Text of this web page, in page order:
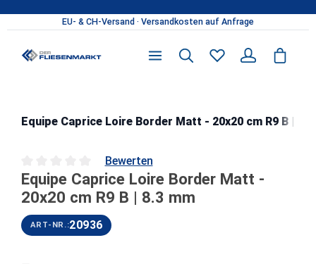
Zum Hauptinhalt springen
Equipe Caprice Loire Border Matt - 20x20 cm R9 B | 8.3
Durchschnittliche Bewertung von 0 von 5 Sternen
Bewerten
Equipe Caprice Loire Border Matt -
20x20 cm R9 B | 8.3 mm
ART-NR.:20936